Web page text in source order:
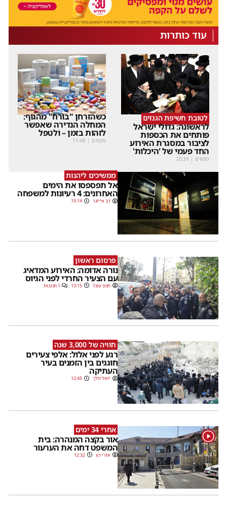
עוד כותרות
לטובת חשיפת הגנזים
לראשונה: גדולי ישראל
פותחים את הכספות
לציבור במסגרת האירוע
החד פעמי של 'היכלות'
מקודם |
20:39
כשהזרחן "בורח" מהגוף:
המחלה הנדירה שאפשר
לזהות בזמן – ולטפל
מקודם |
11:48
ממשיכים ליהנות
אל תפספסו את הימים
האחרונים: 4 רעיונות למשפחה
דב אייזנר 15:14
פרסום ראשון
נורה אדומה: האירוע המדאיג
עם הצעיר החרדי לפני הגיוס
חנוך פוגל 13:15 1 תגובות
חוויה של 3,000 שנה
רגע לפני אלול: אלפי צעירים
חוגגים בין הזמנים בעיר
העתיקה
יואל וולך 12:45
1 אחרי 34 ימים
אור בקצה המנהרה: בית
המשפט דחה את הערעור
אורי כץ 12:32